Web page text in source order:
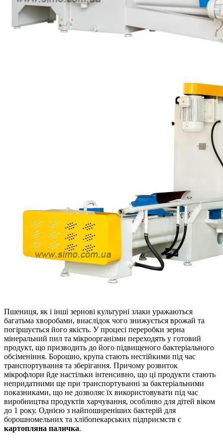
Пшениця, як і інші зернові культурні злаки уражаються
багатьма хворобами, внаслідок чого знижується врожай та
погіршується його якість. У процесі переробки зерна
мінеральний пил та мікроорганізми переходять у готовий
продукт, що призводить до його підвищеного бактеріального
обсіменіння. Борошно, крупа стають нестійкими під час
транспортування та зберігання. Причому розвиток
мікрофлори йде настільки інтенсивно, що ці продукти стають
непридатними ще при транспортуванні за бактеріальними
показниками, що не дозволяє їх використовувати під час
виробництва продуктів харчування, особливо для дітей віком
до 1 року. Однією з найпоширеніших бактерій для
борошномельних та хлібопекарських підприємств є
картопляна паличка.